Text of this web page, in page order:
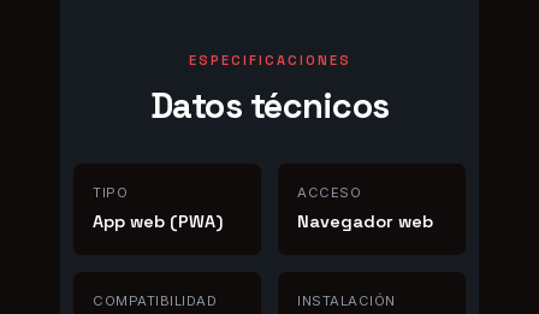
ESPECIFICACIONES
Datos técnicos
TIPO
App web (PWA)
ACCESO
Navegador web
COMPATIBILIDAD INSTALACIÓN